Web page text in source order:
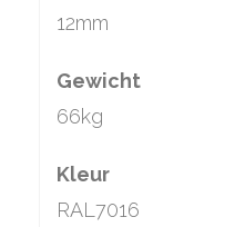
12mm
Gewicht
66kg
Kleur
RAL7016